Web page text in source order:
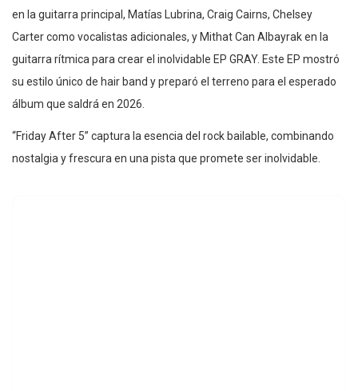
en la guitarra principal, Matías Lubrina, Craig Cairns, Chelsey
Carter como vocalistas adicionales, y Mithat Can Albayrak en la
guitarra rítmica para crear el inolvidable EP GRAY. Este EP mostró
su estilo único de hair band y preparó el terreno para el esperado
álbum que saldrá en 2026.
“Friday After 5” captura la esencia del rock bailable, combinando
nostalgia y frescura en una pista que promete ser inolvidable.